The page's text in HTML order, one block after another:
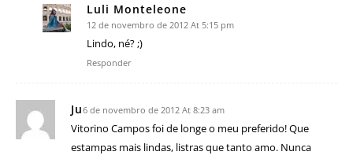
Luli Monteleone
12 de novembro de 2012 At 5:15 pm
Lindo, né? ;)
Responder
Ju6 de novembro de 2012 At 8:23 am
Vitorino Campos foi de longe o meu preferido! Que
estampas mais lindas, listras que tanto amo. Nunca